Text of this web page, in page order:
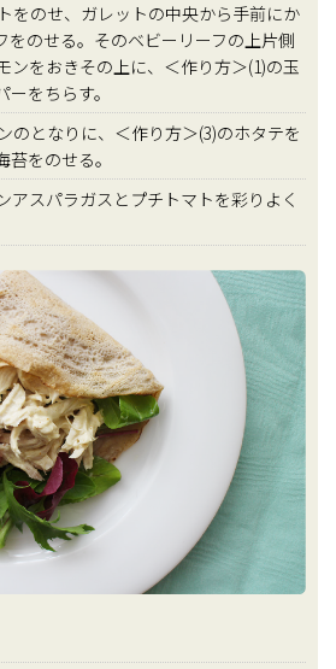
のせ、ガレットの中央から手前にか
をのせる。そのベビーリーフの上片側
ンをおきその上に、＜作り方＞(1)の玉
をちらす。
となりに、＜作り方＞(3)のホタテを
をのせる。
スパラガスとプチトマトを彩りよく